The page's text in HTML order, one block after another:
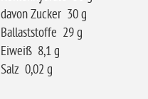
davon Zucker 30 g
Ballaststoffe 29 g
Eiweiß 8,1 g
Salz 0,02 g